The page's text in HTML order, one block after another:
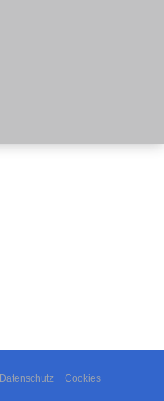
Datenschutz Cookies